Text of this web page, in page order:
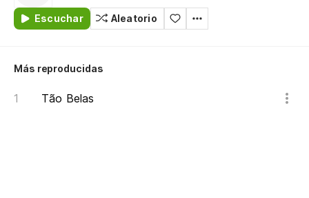
Escuchar Aleatorio
Más reproducidas
Tão Belas